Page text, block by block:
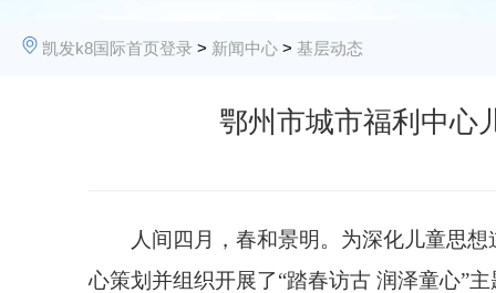
凯发k8国际首页登录 > 新闻中心 > 基层动态
鄂州市城市福利中心
人间四月，春和景明。为深化儿童思想
心策划并组织开展了“踏春访古 润泽童心”